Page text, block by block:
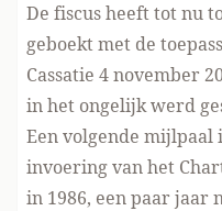
De fiscus heeft tot nu
geboekt met de
Cassatie 4 november
in het ongelijk werd
Een volgende
invoering van het
in 1986, een paar